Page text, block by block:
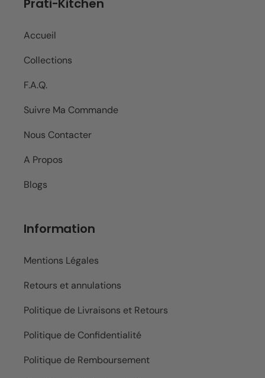
Prati-Kitchen
Accueil
Collections
F.A.Q.
Suivre Ma Commande
Nous Contacter
A Propos
Blogs
Information
Mentions Légales
Retours et annulations
Politique de Livraisons et Retours
Politique de Confidentialité
Politique de Remboursement